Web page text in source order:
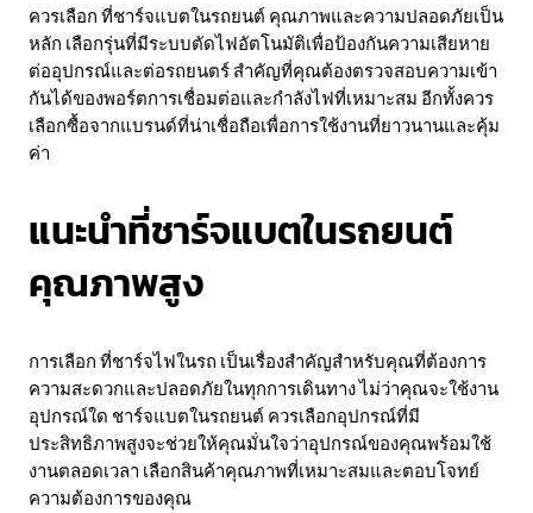
ควรเลือก ที่ชาร์จแบตในรถยนต์ คุณภาพและความปลอดภัยเป็น
หลัก เลือกรุ่นที่มีระบบตัดไฟอัตโนมัติเพื่อป้องกันความเสียหาย
ต่ออุปกรณ์และต่อรถยนตร์ สำคัญที่คุณต้องตรวจสอบความเข้า
กันได้ของพอร์ตการเชื่อมต่อและกำลังไฟที่เหมาะสม อีกทั้งควร
เลือกซื้อจากแบรนด์ที่น่าเชื่อถือเพื่อการใช้งานที่ยาวนานและคุ้ม
ค่า
แนะนำที่ชาร์จแบตในรถยนต์
คุณภาพสูง
การเลือก ที่ชาร์จไฟในรถ เป็นเรื่องสำคัญสำหรับคุณที่ต้องการ
ความสะดวกและปลอดภัยในทุกการเดินทาง ไม่ว่าคุณจะใช้งาน
อุปกรณ์ใด ชาร์จแบตในรถยนต์ ควรเลือกอุปกรณ์ที่มี
ประสิทธิภาพสูงจะช่วยให้คุณมั่นใจว่าอุปกรณ์ของคุณพร้อมใช้
งานตลอดเวลา เลือกสินค้าคุณภาพที่เหมาะสมและตอบโจทย์
ความต้องการของคุณ